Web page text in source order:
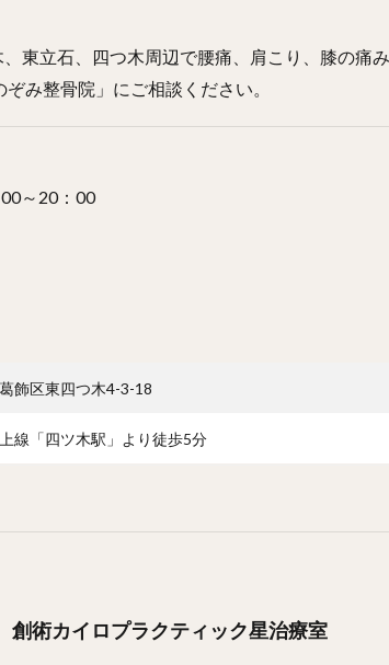
東立石、四つ木周辺で腰痛、肩こり、膝の痛
み整骨院」にご相談ください。
～20：00
飾区東四つ木4-3-18
線「四ツ木駅」より徒歩5分
創術カイロプラクティック星治療室